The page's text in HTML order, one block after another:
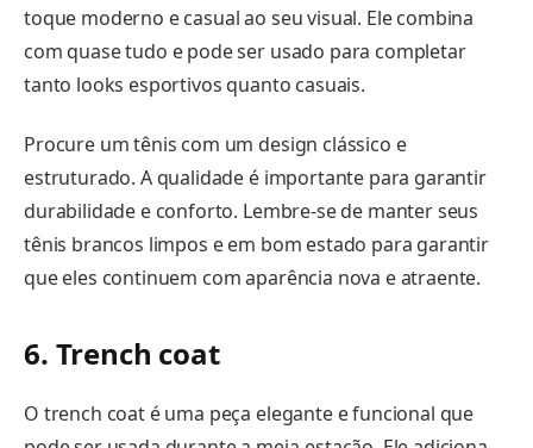
toque moderno e casual ao seu visual. Ele combina
com quase tudo e pode ser usado para completar
tanto looks esportivos quanto casuais.
Procure um tênis com um design clássico e
estruturado. A qualidade é importante para garantir
durabilidade e conforto. Lembre-se de manter seus
tênis brancos limpos e em bom estado para garantir
que eles continuem com aparência nova e atraente.
6. Trench coat
O trench coat é uma peça elegante e funcional que